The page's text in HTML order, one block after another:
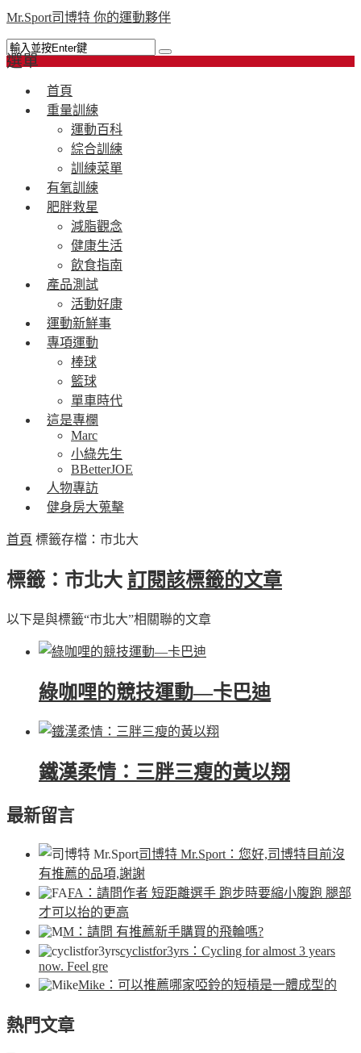
Mr.Sport司博特 你的運動夥伴
選單
首頁
重量訓練
運動百科
綜合訓練
訓練菜單
有氧訓練
肥胖救星
減脂觀念
健康生活
飲食指南
產品測試
活動好康
運動新鮮事
專項運動
棒球
籃球
單車時代
這是專欄
Marc
小綠先生
BBetterJOE
人物專訪
健身房大蒐擊
首頁 標籤存檔：市北大
標籤：市北大 訂閱該標籤的文章
以下是與標籤“市北大”相關聯的文章
綠咖哩的競技運動—卡巴迪
鐵漢柔情：三胖三瘦的黃以翔
最新留言
司博特 Mr.Sport ：您好,司博特目前沒
有推薦的品項,謝謝
FA ：請問作者 短距離選手 跑步時要縮小腹跑 腿部
才可以抬的更高
M ：請問 有推薦新手購買的飛輪嗎?
cyclistfor3yrs ：Cycling for almost 3 years
now. Feel gre
Mike ：可以推薦哪家啞鈴的短槓是一體成型的
熱門文章